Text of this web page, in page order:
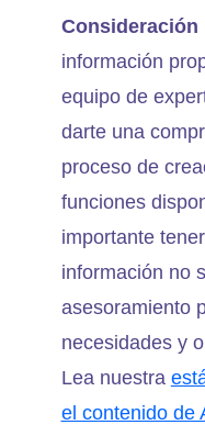
Consideración
información
equipo de
darte una
proceso de
funciones
importante
información no
asesoramiento
necesidades y
Lea nuestra
el contenido de